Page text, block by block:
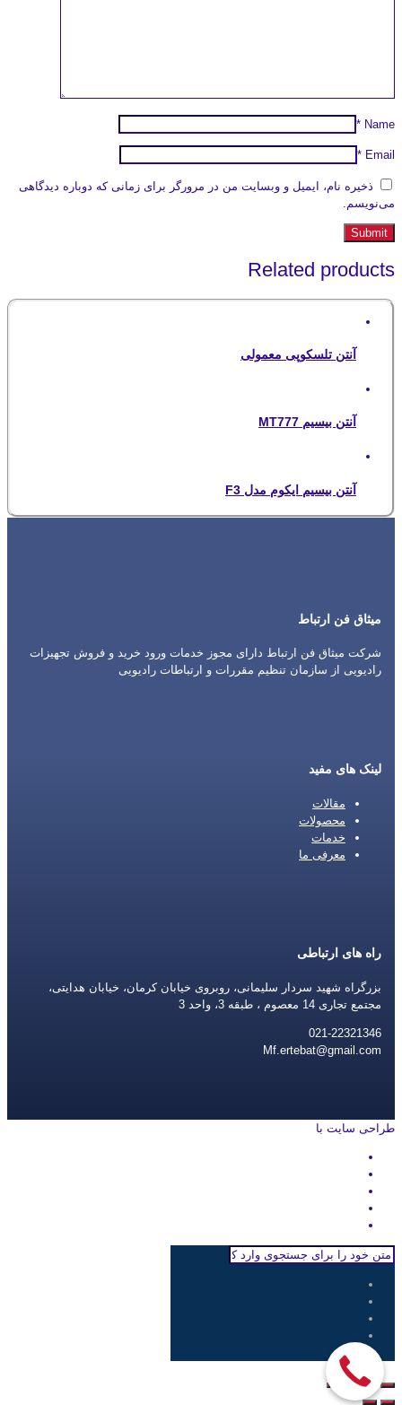
Name
*
Email
*
ذخیره نام، ایمیل و وبسایت من در مرورگر برای زمانی که دوباره دیدگاهی
می‌نویسم.
Related products
آنتن تلسکوپی معمولی
آنتن بیسیم MT777
آنتن بیسیم ایکوم مدل F3
میثاق فن ارتباط
شرکت میثاق فن ارتباط دارای مجوز خدمات ورود خرید و فروش تجهیزات
رادیویی از سازمان تنظیم مقررات و ارتباطات رادیویی
لینک های مفید
مقالات
محصولات
خدمات
معرفی ما
راه های ارتباطی
بزرگراه شهید سردار سلیمانی، روبروی خیابان کرمان، خیابان هدایتی،
مجتمع تجاری 14 معصوم ، طبقه 3، واحد 3
021-22321346
Mf.ertebat@gmail.com
طراحی سایت با